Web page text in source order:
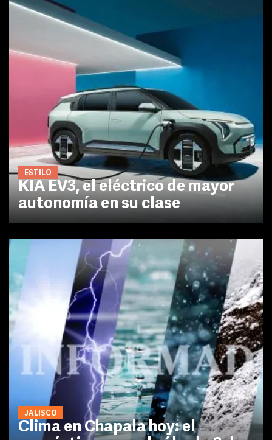
ESTILO
KIA EV3, el eléctrico de mayor
autonomía en su clase
JALISCO
Clima en Chapala hoy: el